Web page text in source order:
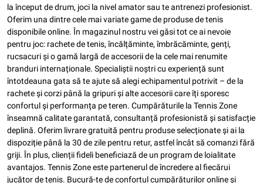
la început de drum, joci la nivel amator sau te antrenezi profesionist.
Oferim una dintre cele mai variate game de produse de tenis
disponibile online. În magazinul nostru vei găsi tot ce ai nevoie
pentru joc: rachete de tenis, încălțăminte, îmbrăcăminte, genți,
rucsacuri și o gamă largă de accesorii de la cele mai renumite
branduri internaționale. Specialiștii noștri cu experiență sunt
întotdeauna gata să te ajute să alegi echipamentul potrivit – de la
rachete și corzi până la gripuri și alte accesorii care îți sporesc
confortul și performanța pe teren. Cumpărăturile la Tennis Zone
înseamnă calitate garantată, consultanță profesionistă și satisfacție
deplină. Oferim livrare gratuită pentru produse selecționate și ai la
dispoziție până la 30 de zile pentru retur, astfel încât să comanzi fără
griji. În plus, clienții fideli beneficiază de un program de loialitate
avantajos. Tennis Zone este partenerul de încredere al fiecărui
jucător de tenis. Bucură-te de confortul cumpărăturilor online și